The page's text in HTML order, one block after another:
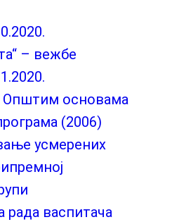
– вежбе
Општим основама
(2006)
усмерених
рада васпитача